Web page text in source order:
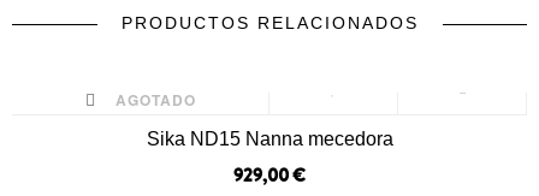
PRODUCTOS RELACIONADOS
AGOTADO
Sika ND15 Nanna mecedora
929,00 €